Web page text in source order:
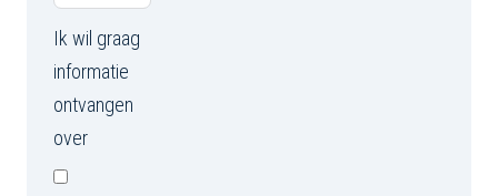
Ik wil graag
informatie
ontvangen
over